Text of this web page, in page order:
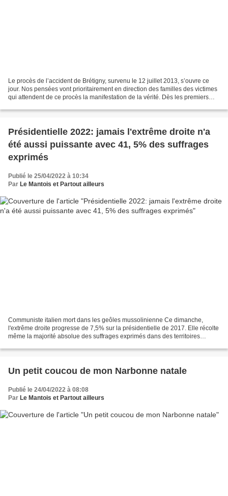
Le procès de l’accident de Brétigny, survenu le 12 juillet 2013, s’ouvre ce
jour. Nos pensées vont prioritairement en direction des familles des victimes
qui attendent de ce procès la manifestation de la vérité. Dès les premiers
Présidentielle 2022: jamais l'extrême droite n'a
été aussi puissante avec 41, 5% des suffrages
exprimés
Publié le 25/04/2022 à 10:34
Par Le Mantois et Partout ailleurs
Communiste italien mort dans les geôles mussolinienne Ce dimanche,
l'extrême droite progresse de 7,5% sur la présidentielle de 2017. Elle récolte
même la majorité absolue des suffrages exprimés dans des territoires
Un petit coucou de mon Narbonne natale
Publié le 24/04/2022 à 08:08
Par Le Mantois et Partout ailleurs